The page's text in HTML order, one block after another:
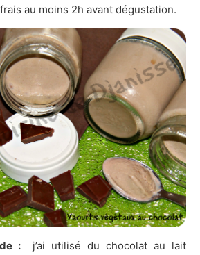
au moins 2h avant dégustation.
:
j’ai utilisé du chocolat au lait